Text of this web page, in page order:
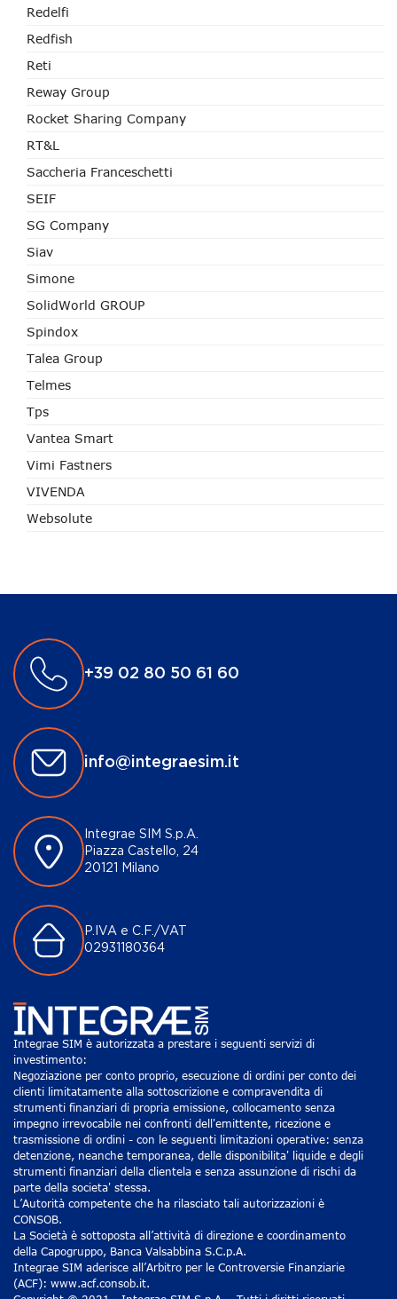
Redelfi
Redfish
Reti
Reway Group
Rocket Sharing Company
RT&L
Saccheria Franceschetti
SEIF
SG Company
Siav
Simone
SolidWorld GROUP
Spindox
Talea Group
Telmes
Tps
Vantea Smart
Vimi Fastners
VIVENDA
Websolute
+39 02 80 50 61 60
info@integraesim.it
Integrae SIM S.p.A.
Piazza Castello, 24
20121 Milano
P.IVA e C.F./VAT
02931180364
Integrae SIM è autorizzata a prestare i seguenti servizi di
investimento:
Negoziazione per conto proprio, esecuzione di ordini per conto dei
clienti limitatamente alla sottoscrizione e compravendita di
strumenti finanziari di propria emissione, collocamento senza
impegno irrevocabile nei confronti dell'emittente, ricezione e
trasmissione di ordini - con le seguenti limitazioni operative: senza
detenzione, neanche temporanea, delle disponibilita' liquide e degli
strumenti finanziari della clientela e senza assunzione di rischi da
parte della societa' stessa.
L’Autorità competente che ha rilasciato tali autorizzazioni è
CONSOB.
La Società è sottoposta all’attività di direzione e coordinamento
della Capogruppo, Banca Valsabbina S.C.p.A.
Integrae SIM aderisce all’Arbitro per le Controversie Finanziarie
(ACF): www.acf.consob.it.